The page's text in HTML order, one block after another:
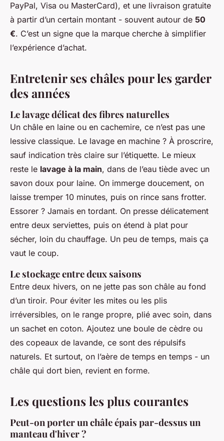
PayPal, Visa ou MasterCard), et une livraison gratuite
à partir d’un certain montant - souvent autour de 50
€. C’est un signe que la marque cherche à simplifier
l’expérience d’achat.
Entretenir ses châles pour les garder
des années
Le lavage délicat des fibres naturelles
Un châle en laine ou en cachemire, ce n’est pas une
lessive classique. Le lavage en machine ? À proscrire,
sauf indication très claire sur l’étiquette. Le mieux
reste le lavage à la main, dans de l’eau tiède avec un
savon doux pour laine. On immerge doucement, on
laisse tremper 10 minutes, puis on rince sans frotter.
Essorer ? Jamais en tordant. On presse délicatement
entre deux serviettes, puis on étend à plat pour
sécher, loin du chauffage. Un peu de temps, mais ça
vaut le coup.
Le stockage entre deux saisons
Entre deux hivers, on ne jette pas son châle au fond
d’un tiroir. Pour éviter les mites ou les plis
irréversibles, on le range propre, plié avec soin, dans
un sachet en coton. Ajoutez une boule de cèdre ou
des copeaux de lavande, ce sont des répulsifs
naturels. Et surtout, on l’aère de temps en temps - un
châle qui dort bien, revient en forme.
Les questions les plus courantes
Peut-on porter un châle épais par-dessus un
manteau d'hiver ?